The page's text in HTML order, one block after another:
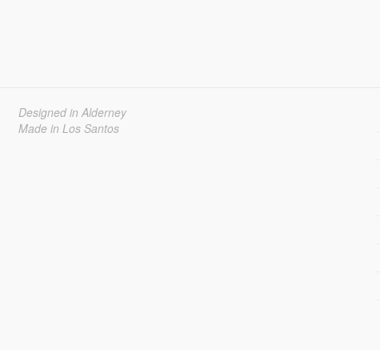
Designed in Alderney
Made in Los Santos